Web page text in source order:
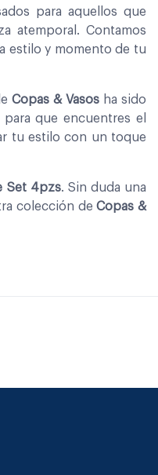
para aquellos que
atemporal. Contamos
estilo y momento de tu
Copas & Vasos ha sido
que encuentres el
tu estilo con un toque
Set 4pzs. Sin duda una
colección deCopas &